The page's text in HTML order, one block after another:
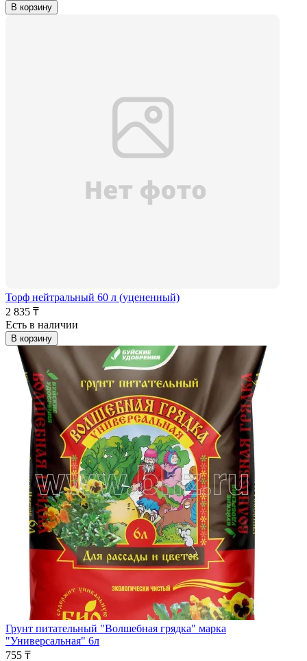
В корзину
Торф нейтральный 60 л (уцененный)
2 835 ₸
Есть в наличии
В корзину
Грунт питательный "Волшебная грядка" марка
"Универсальная" 6л
755 ₸